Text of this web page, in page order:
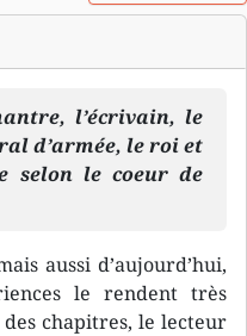
l’écrivain, le
d’armée, le roi et
selon le coeur de
aussi d’aujourd’hui,
le rendent très
chapitres, le lecteur